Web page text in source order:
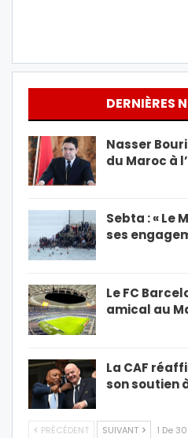
DERNIÈRES
Nasser
du Maroc à
Sebta : « Le
ses
Le FC
amical au
La CAF
son soutien
PRÉCÉDENT SUIVANT 1 De